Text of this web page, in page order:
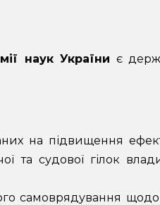
наук України є
на підвищення
та судової гілок
самоврядування